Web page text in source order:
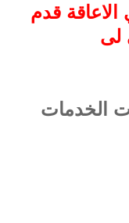
قدم
لى
الخدمات